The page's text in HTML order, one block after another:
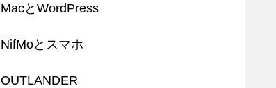
MacとWordPress
NifMoとスマホ
OUTLANDER